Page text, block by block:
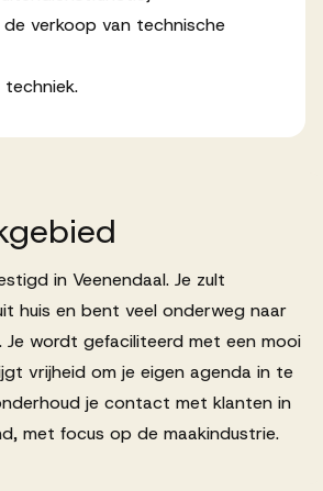
de verkoop van technische
in Veenendaal. Je zult
huis en bent veel onderweg naar
Je wordt gefaciliteerd met een mooi
vrijheid om je eigen agenda in te
je contact met klanten in
met focus op de maakindustrie.